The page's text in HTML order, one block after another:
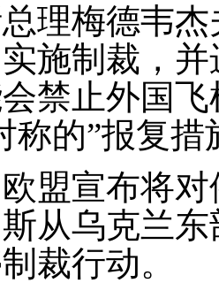
梅德韦杰
施制裁，
禁止外国
称的”报复措
宣布将对
从乌克兰
裁行动。